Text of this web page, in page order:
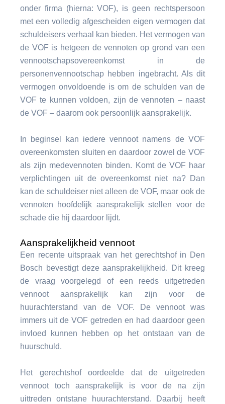
onder firma (hierna: VOF), is geen rechtspersoon
met een volledig afgescheiden eigen vermogen dat
schuldeisers verhaal kan bieden. Het vermogen van
de VOF is hetgeen de vennoten op grond van een
vennootschapsovereenkomst in de
personenvennootschap hebben ingebracht. Als dit
vermogen onvoldoende is om de schulden van de
VOF te kunnen voldoen, zijn de vennoten – naast
de VOF – daarom ook persoonlijk aansprakelijk.
In beginsel kan iedere vennoot namens de VOF
overeenkomsten sluiten en daardoor zowel de VOF
als zijn medevennoten binden. Komt de VOF haar
verplichtingen uit de overeenkomst niet na? Dan
kan de schuldeiser niet alleen de VOF, maar ook de
vennoten hoofdelijk aansprakelijk stellen voor de
schade die hij daardoor lijdt.
Aansprakelijkheid vennoot
Een recente uitspraak van het gerechtshof in Den
Bosch bevestigt deze aansprakelijkheid. Dit kreeg
de vraag voorgelegd of een reeds uitgetreden
vennoot aansprakelijk kan zijn voor de
huurachterstand van de VOF. De vennoot was
immers uit de VOF getreden en had daardoor geen
invloed kunnen hebben op het ontstaan van de
huurschuld.
Het gerechtshof oordeelde dat de uitgetreden
vennoot toch aansprakelijk is voor de na zijn
uittreden ontstane huurachterstand. Daarbij heeft